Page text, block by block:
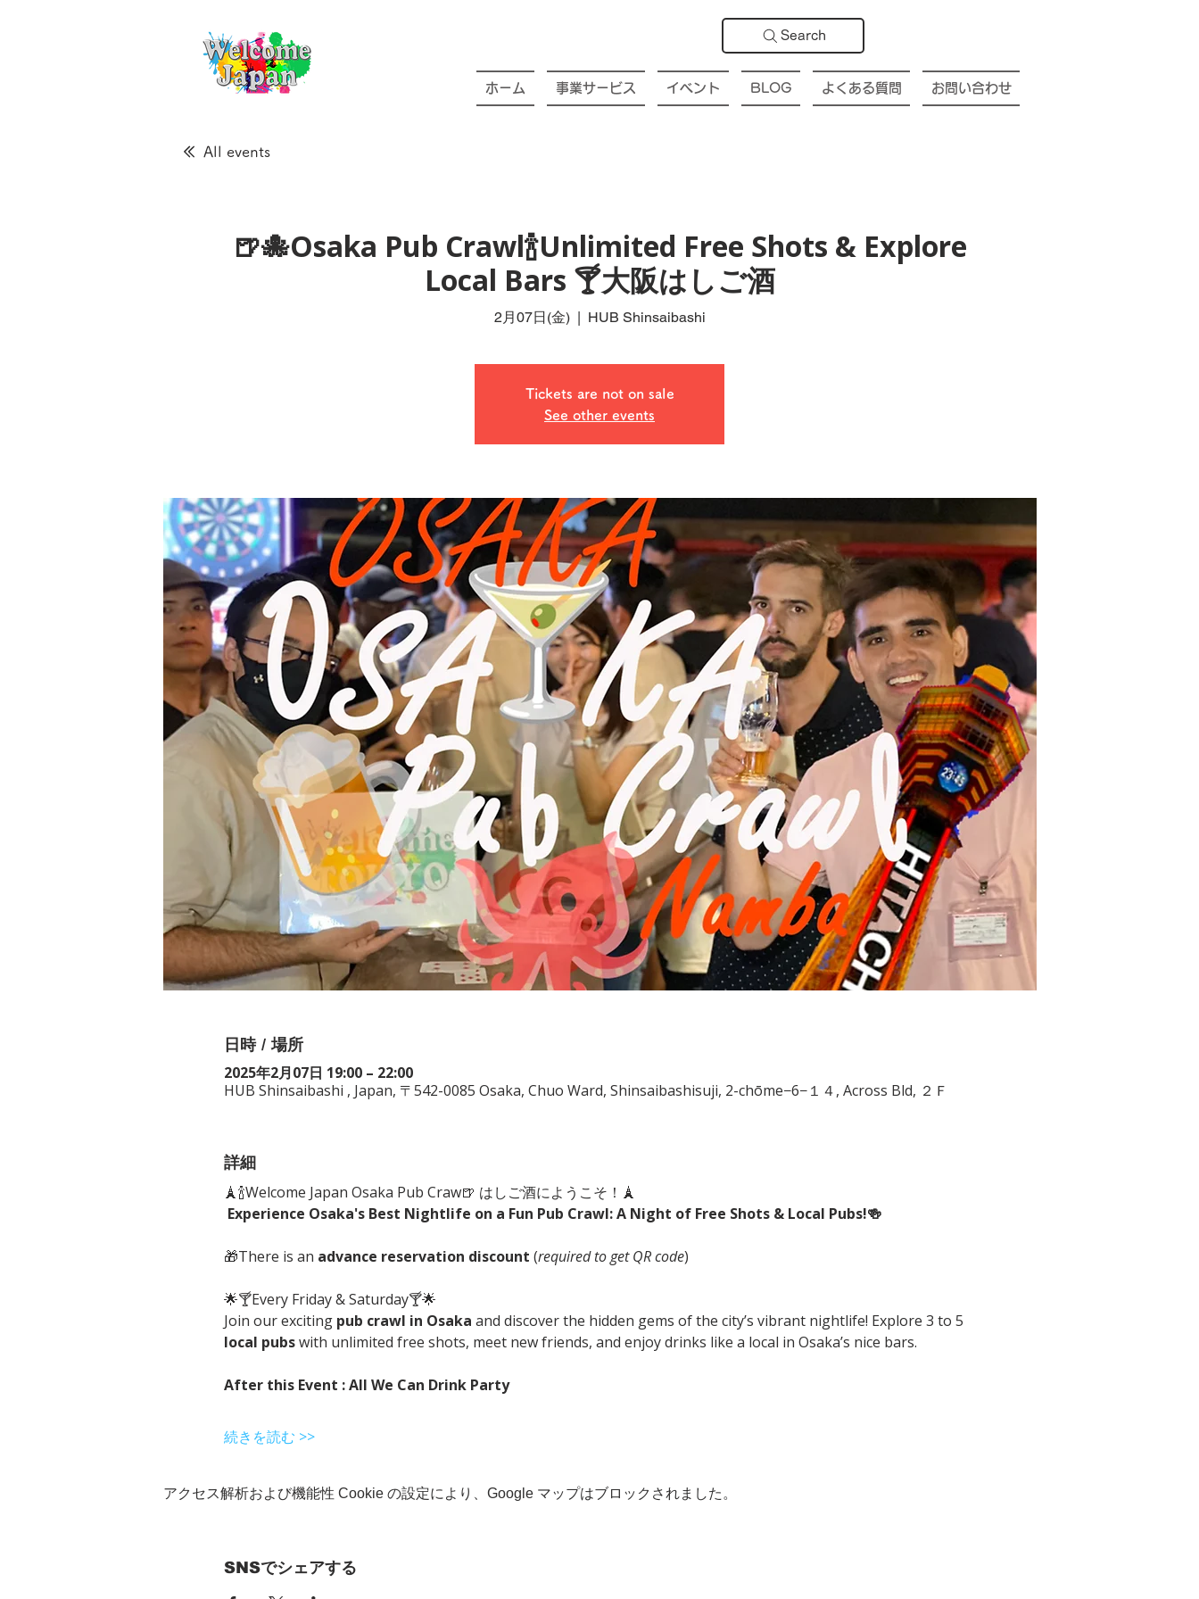
Search
ホーム 事業サービス イベント BLOG よくある質問 お問い合わせ
All events
🍺🐙Osaka Pub Crawl🍾Unlimited Free Shots & Explore
Local Bars 🍸大阪はしご酒
2月07日(金)
  |
HUB Shinsaibashi
Tickets are not on sale
See other events
日時 / 場所
2025年2月07日 19:00 – 22:00
HUB Shinsaibashi , Japan, 〒542-0085 Osaka, Chuo Ward, Shinsaibashisuji, 2-chōme−6−１４, Across Bld, ２Ｆ
詳細
🗼🍾Welcome Japan Osaka Pub Craw🍺 はしご酒にようこそ！🗼
Experience Osaka's Best Nightlife on a Fun Pub Crawl: A Night of Free Shots & Local Pubs!🍻
🎁There is an advance reservation discount (required to get QR code)
🌟🍸Every Friday & Saturday🍸🌟
Join our exciting pub crawl in Osaka and discover the hidden gems of the city’s vibrant nightlife! Explore 3 to 5
local pubs with unlimited free shots, meet new friends, and enjoy drinks like a local in Osaka’s nice bars.
After this Event : All We Can Drink Party
続きを読む >>
アクセス解析および機能性 Cookie の設定により、Google マップはブロックされました。
SNSでシェアする